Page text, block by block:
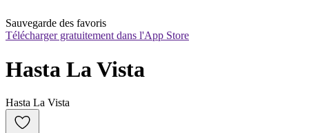
Sauvegarde des favoris
Télécharger gratuitement dans l'App Store
Hasta La Vista
Hasta La Vista